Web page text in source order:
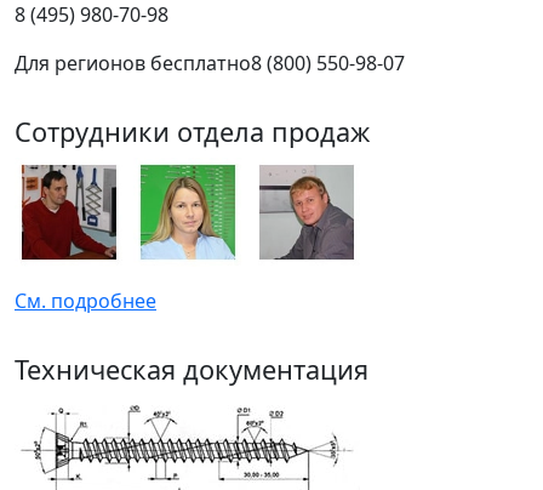
8 (495) 980-70-98
Для регионов бесплатно8 (800) 550-98-07
Сотрудники отдела продаж
См. подробнее
Техническая документация